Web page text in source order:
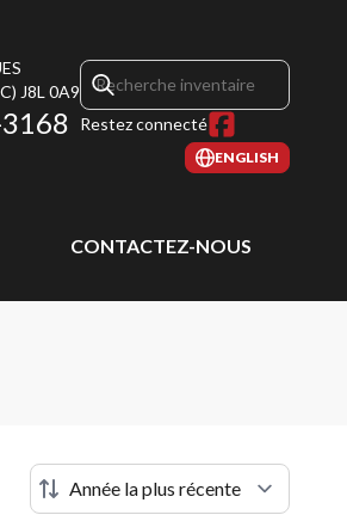
J8L 0A9
Restez connecté
ENGLISH
CONTACTEZ-NOUS